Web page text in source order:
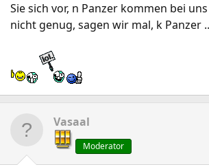
Sie sich vor, n Panzer kommen bei
nicht genug, sagen wir mal, k Panzer
Vasaal
Moderator